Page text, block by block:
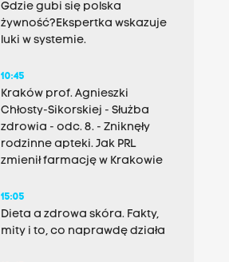
Gdzie gubi się polska
żywność?Ekspertka wskazuje
luki w systemie.
10:45
Kraków prof. Agnieszki
Chłosty-Sikorskiej - Służba
zdrowia - odc. 8. - Zniknęły
rodzinne apteki. Jak PRL
zmienił farmację w Krakowie
15:05
Dieta a zdrowa skóra. Fakty,
mity i to, co naprawdę działa